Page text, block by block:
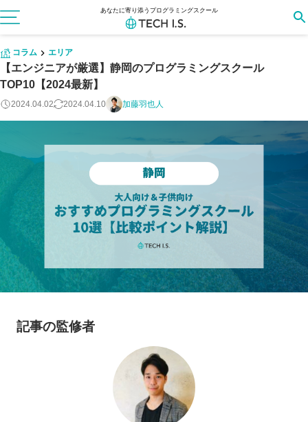
あなたに寄り添うプログラミングスクール
コラム エリア
【エンジニアが厳選】静岡のプログラミングスクール
TOP10【2024最新】
2024.04.02 2024.04.10 加藤羽也人
記事の監修者